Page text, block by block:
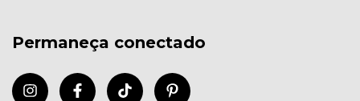
Permaneça conectado